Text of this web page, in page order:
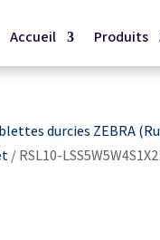
Accueil Produits
durcies ZEBRA
/ RSL10-